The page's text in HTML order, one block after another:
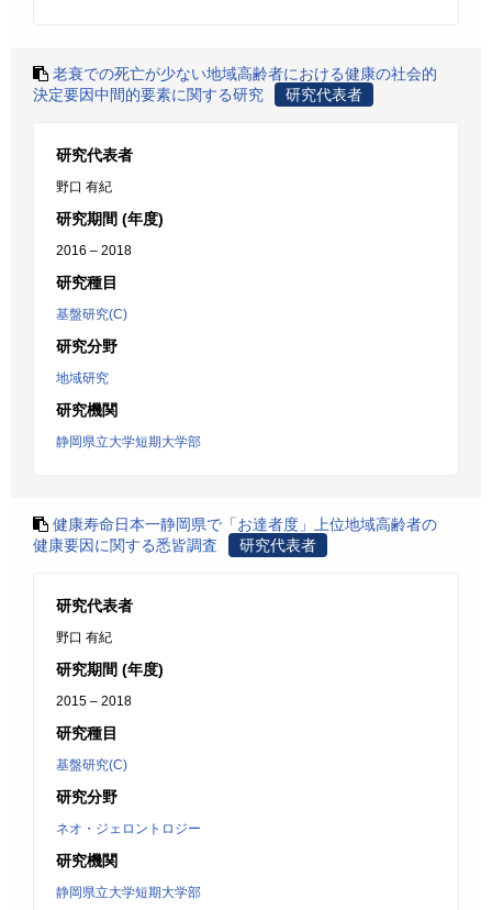
老衰での死亡が少ない地域高齢者における健康の社会的
決定要因中間的要素に関する研究
研究代表者
研究代表者
野口 有紀
研究期間 (年度)
2016 – 2018
研究種目
基盤研究(C)
研究分野
地域研究
研究機関
静岡県立大学短期大学部
健康寿命日本一静岡県で「お達者度」上位地域高齢者の
健康要因に関する悉皆調査
研究代表者
研究代表者
野口 有紀
研究期間 (年度)
2015 – 2018
研究種目
基盤研究(C)
研究分野
ネオ・ジェロントロジー
研究機関
静岡県立大学短期大学部